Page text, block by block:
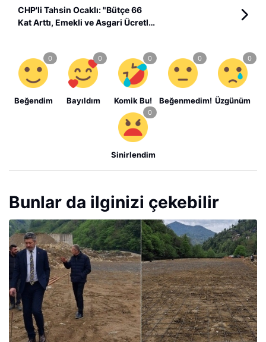
CHP'li Tahsin Ocaklı: "Bütçe 66
Kat Arttı, Emekli ve Asgari Ücretli
Beğendim Bayıldım Komik Bu! Beğenmedim! Üzgünüm
Sinirlendim
Bunlar da ilginizi çekebilir